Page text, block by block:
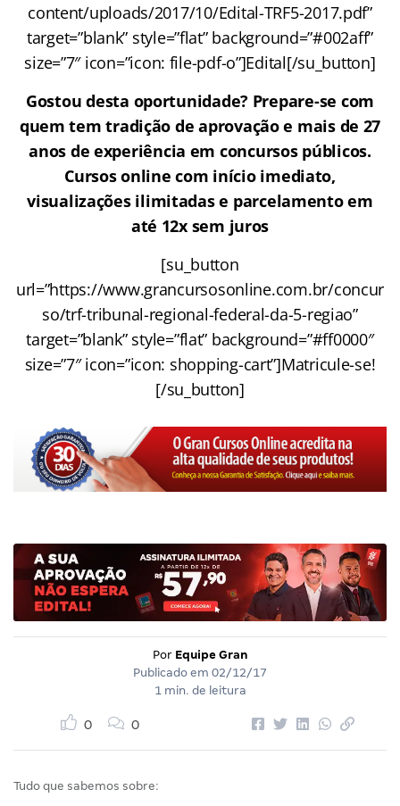
content/uploads/2017/10/Edital-TRF5-2017.pdf”
target=”blank” style=”flat” background=”#002aff”
size=”7″ icon=”icon: file-pdf-o”]Edital[/su_button]
Gostou desta oportunidade? Prepare-se com
quem tem tradição de aprovação e mais de 27
anos de experiência em concursos públicos.
Cursos online com início imediato,
visualizações ilimitadas e parcelamento em
até 12x sem juros
[su_button
url=”https://www.grancursosonline.com.br/concur
so/trf-tribunal-regional-federal-da-5-regiao”
target=”blank” style=”flat” background=”#ff0000″
size=”7″ icon=”icon: shopping-cart”]Matricule-se!
[/su_button]
Por Equipe Gran
Publicado em 02/12/17
1 min. de leitura
0 0
Tudo que sabemos sobre: